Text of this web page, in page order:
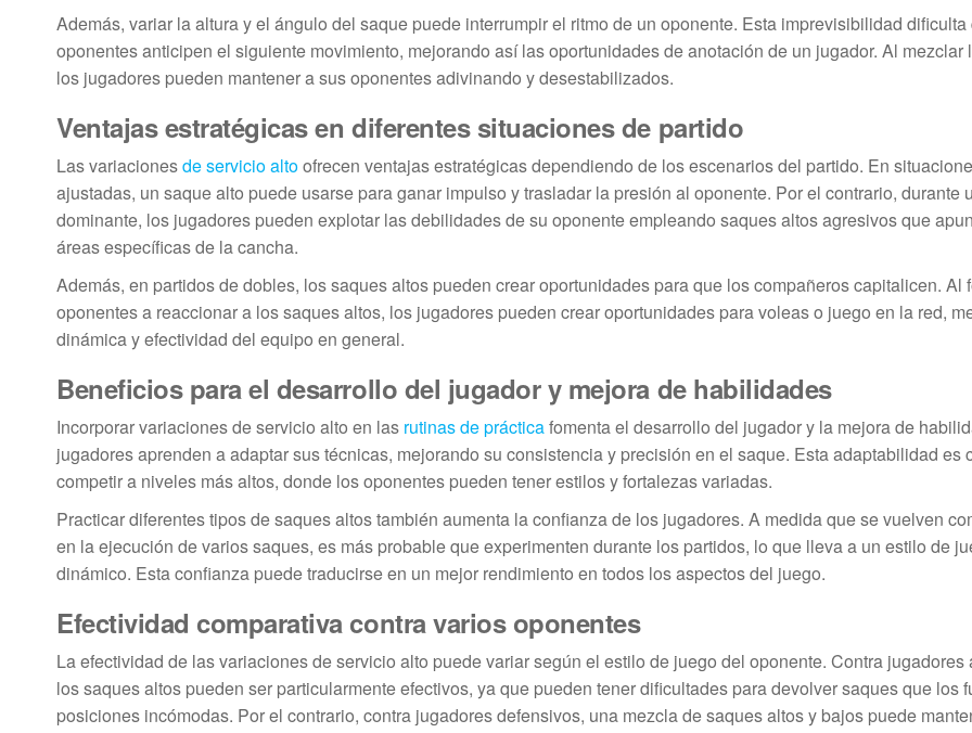
Además, variar la altura y el ángulo del saque puede interrumpir el ritmo de un oponente. Esta imprevisibilidad
oponentes anticipen el siguiente movimiento, mejorando así las oportunidades de anotación de un jugador. Al mezclar
los jugadores pueden mantener a sus oponentes adivinando y desestabilizados.
Ventajas estratégicas en diferentes situaciones de partido
Las variacionesde servicio altoofrecen ventajas estratégicas dependiendo de los escenarios del partido. En
ajustadas, un saque alto puede usarse para ganar impulso y trasladar la presión al oponente. Por el contrario, durante
dominante, los jugadores pueden explotar las debilidades de su oponente empleando saques altos agresivos que
áreas específicas de la cancha.
Además, en partidos de dobles, los saques altos pueden crear oportunidades para que los compañeros capitalicen. Al
oponentes a reaccionar a los saques altos, los jugadores pueden crear oportunidades para voleas o juego en la red,
dinámica y efectividad del equipo en general.
Beneficios para el desarrollo del jugador y mejora de habilidades
Incorporar variaciones de servicio alto en las rutinas de prácticafomenta el desarrollo del jugador y la mejora de
jugadores aprenden a adaptar sus técnicas, mejorando su consistencia y precisión en el saque. Esta adaptabilidad es
competir a niveles más altos, donde los oponentes pueden tener estilos y fortalezas variadas.
Practicar diferentes tipos de saques altos también aumenta la confianza de los jugadores. A medida que se vuelven
en la ejecución de varios saques, es más probable que experimenten durante los partidos, lo que lleva a un estilo de
dinámico. Esta confianza puede traducirse en un mejor rendimiento en todos los aspectos del juego.
Efectividad comparativa contra varios oponentes
La efectividad de las variaciones de servicio alto puede variar según el estilo de juego del oponente. Contra jugadores
los saques altos pueden ser particularmente efectivos, ya que pueden tener dificultades para devolver saques que los
posiciones incómodas. Por el contrario, contra jugadores defensivos, una mezcla de saques altos y bajos puede